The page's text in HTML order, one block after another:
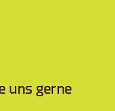
uns gerne